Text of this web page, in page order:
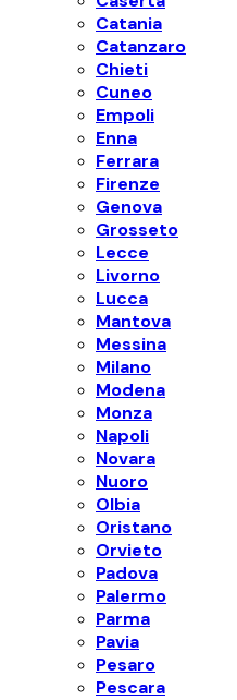
Catania
Catanzaro
Chieti
Cuneo
Empoli
Enna
Ferrara
Firenze
Genova
Grosseto
Lecce
Livorno
Lucca
Mantova
Messina
Milano
Modena
Monza
Napoli
Novara
Nuoro
Olbia
Oristano
Orvieto
Padova
Palermo
Parma
Pavia
Pesaro
Pescara